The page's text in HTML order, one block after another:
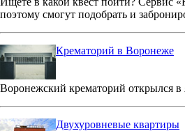
поэтому смогут подобрать и
Крематорий в Воронеже
Воронежский крематорий открылся
Двухуровневые квартиры